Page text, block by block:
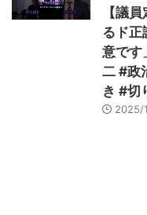
【議
るド正
意です
二 #政
き #切
2025/